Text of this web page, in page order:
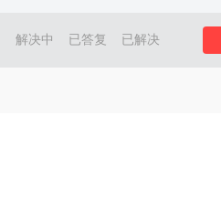
解决中 已答复 已解决